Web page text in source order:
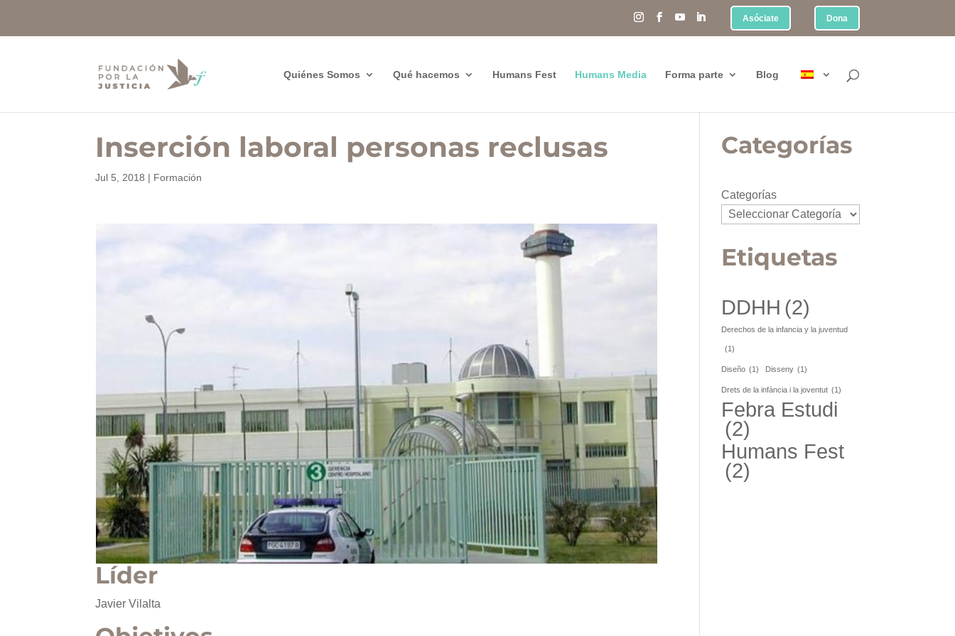
Asóciate Dona
Quiénes Somos Qué hacemos Humans Fest Humans Media Forma parte Blog
Inserción laboral personas reclusas
Jul 5, 2018 | Formación
Líder
Javier Vilalta
Categorías
Categorías
Etiquetas
DDHH (2)
Derechos de la infancia y la juventud
(1)
Diseño (1) Disseny (1)
Drets de la infància i la joventut (1)
Febra Estudi
(2)
Humans Fest
(2)